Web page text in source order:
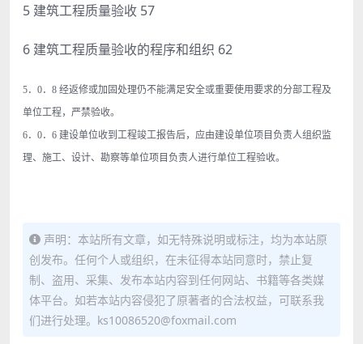
5 建筑工程质量验收 57
6 建筑工程质量验收的程序和组织 62
5．0．8 经返修或加固处理仍不能满足安全或重要使用要求的分部工程及
单位工程，严禁验收。
6．0．6 建设单位收到工程竣工报告后，应由建设单位项目负责人组织监
理、施工、设计、勘察等单位项目负责人进行单位工程验收。
声明：本站所有文章，如无特殊说明或标注，均为本站原
创发布。任何个人或组织，在未征得本站同意时，禁止复
制、盗用、采集、发布本站内容到任何网站、书籍等各类媒
体平台。如若本站内容侵犯了原著者的合法权益，可联系我
们进行处理。ks10086520@foxmail.com